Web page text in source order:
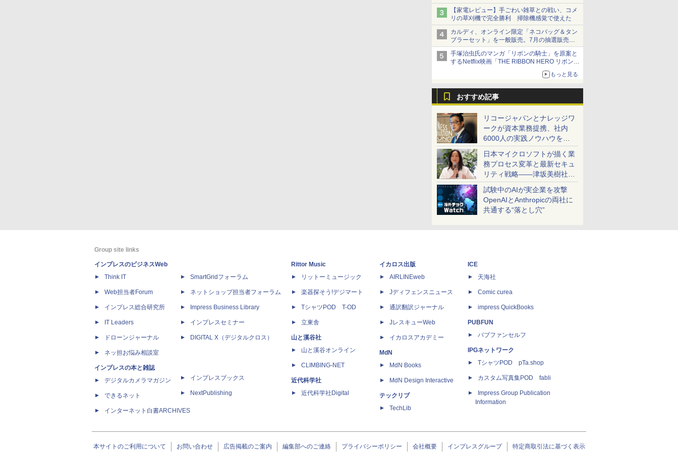
【家電レビュー】手ごわい雑草との戦い、コメ
リの草刈機で完全勝利 掃除機感覚で使えた
カルディ、オンライン限定「ネコバッグ＆タン
ブラーセット」を一般販売。7月の抽選販売の
当選無効分
手塚治虫氏のマンガ「リボンの騎士」を原案と
するNetflix映画「THE RIBBON HERO リボンヒ
もっと見る
おすすめ記事
リコージャパンとナレッジワ
ークが資本業務提携、社内
6000人の実践ノウハウを生
かした「AI商談記録 for
RICOH」を展開へ
日本マイクロソフトが描く業
務プロセス変革と最新セキュ
リティ戦略――津坂美樹社長
が2027年度戦略を説明
試験中のAIが実企業を攻撃
OpenAIとAnthropicの両社に
共通する“落とし穴”
Group site links
インプレスのビジネスWeb
Think IT
Web担当者Forum
インプレス総合研究所
IT Leaders
ドローンジャーナル
ネッ担お悩み相談室
インプレスの本と雑誌
デジタルカメラマガジン
できるネット
インターネット白書ARCHIVES
SmartGridフォーラム
ネットショップ担当者フォーラム
Impress Business Library
インプレスセミナー
DIGITAL X（デジタルクロス）
インプレスブックス
NextPublishing
Rittor Music
リットーミュージック
楽器探そう!デジマート
TシャツPOD T-OD
立東舎
山と溪谷社
山と溪谷オンライン
CLIMBING-NET
近代科学社
近代科学社Digital
イカロス出版
AIRLINEweb
Jディフェンスニュース
通訳翻訳ジャーナル
JレスキューWeb
イカロスアカデミー
MdN
MdN Books
MdN Design Interactive
テックリブ
TechLib
ICE
天海社
Comic curea
impress QuickBooks
PUBFUN
パブファンセルフ
IPGネットワーク
TシャツPOD pTa.shop
カスタム写真集POD fabli
Impress Group Publication
Information
本サイトのご利用について お問い合わせ 広告掲載のご案内 編集部へのご連絡 プライバシーポリシー 会社概要 インプレスグループ 特定商取引法に基づく表示